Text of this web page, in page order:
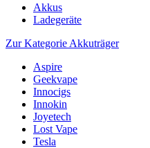
Akkus
Ladegeräte
Zur Kategorie Akkuträger
Aspire
Geekvape
Innocigs
Innokin
Joyetech
Lost Vape
Tesla